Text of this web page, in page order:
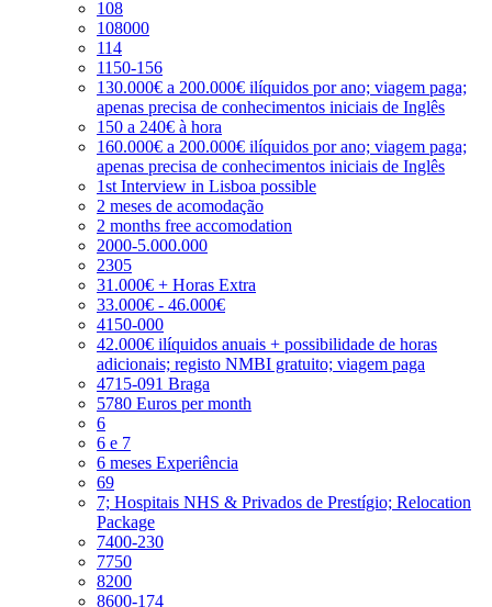
108
108000
114
1150-156
130.000€ a 200.000€ ilíquidos por ano; viagem paga;
apenas precisa de conhecimentos iniciais de Inglês
150 a 240€ à hora
160.000€ a 200.000€ ilíquidos por ano; viagem paga;
apenas precisa de conhecimentos iniciais de Inglês
1st Interview in Lisboa possible
2 meses de acomodação
2 months free accomodation
2000-5.000.000
2305
31.000€ + Horas Extra
33.000€ - 46.000€
4150-000
42.000€ ilíquidos anuais + possibilidade de horas
adicionais; registo NMBI gratuito; viagem paga
4715-091 Braga
5780 Euros per month
6
6 e 7
6 meses Experiência
69
7; Hospitais NHS & Privados de Prestígio; Relocation
Package
7400-230
7750
8200
8600-174